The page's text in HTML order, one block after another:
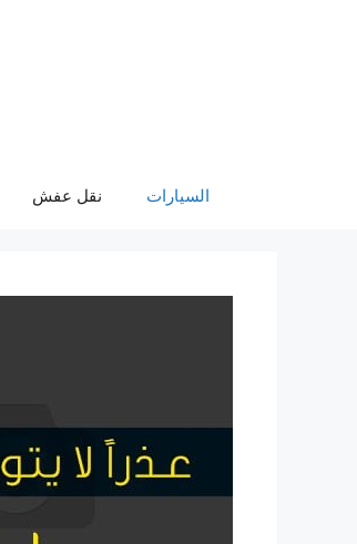
السيارات نقل عفش